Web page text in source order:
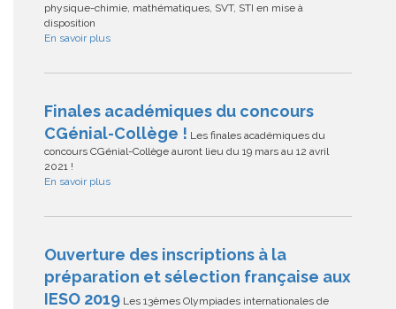
physique-chimie, mathématiques, SVT, STI en mise à
disposition
En savoir plus
Finales académiques du concours
CGénial-Collège ! Les finales académiques du
concours CGénial-Collège auront lieu du 19 mars au 12 avril
2021 !
En savoir plus
Ouverture des inscriptions à la
préparation et sélection française aux
IESO 2019 Les 13èmes Olympiades internationales de